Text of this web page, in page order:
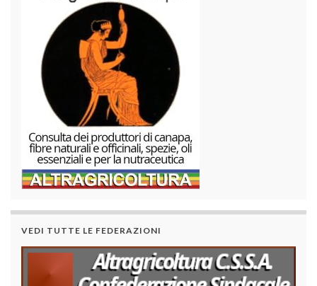
VEDI TUTTE LE FEDERAZIONI